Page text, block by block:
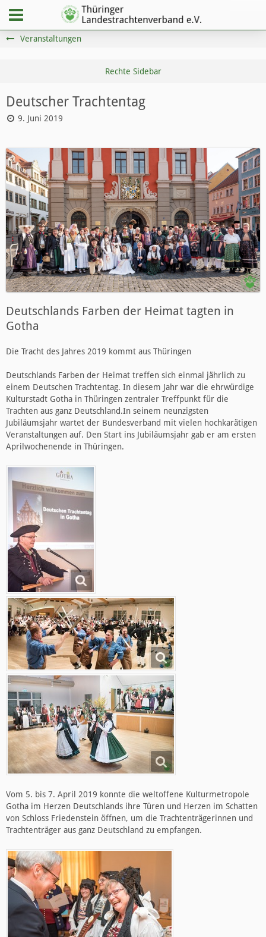
Veranstaltungen
Deutscher Trachtentag
9. Juni 2019
Deutschlands Farben der Heimat tagten in
Gotha
Die Tracht des Jahres 2019 kommt aus Thüringen
Deutschlands Farben der Heimat treffen sich einmal jährlich zu
einem Deutschen Trachtentag. In diesem Jahr war die ehrwürdige
Kulturstadt Gotha in Thüringen zentraler Treffpunkt für die
Trachten aus ganz Deutschland.In seinem neunzigsten
Jubiläumsjahr wartet der Bundesverband mit vielen hochkarätigen
Veranstaltungen auf. Den Start ins Jubiläumsjahr gab er am ersten
Aprilwochenende in Thüringen.
Vom 5. bis 7. April 2019 konnte die weltoffene Kulturmetropole
Gotha im Herzen Deutschlands ihre Türen und Herzen im Schatten
von Schloss Friedenstein öffnen, um die Trachtenträgerinnen und
Trachtenträger aus ganz Deutschland zu empfangen.